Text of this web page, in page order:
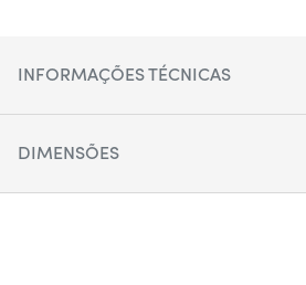
INFORMAÇÕES TÉCNICAS
DIMENSÕES